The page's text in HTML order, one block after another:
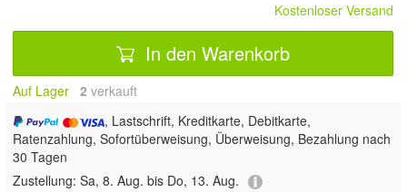
Kostenloser Versand
In den Warenkorb
Auf Lager 2 verkauft
, Lastschrift, Kreditkarte, Debitkarte,
Ratenzahlung, Sofortüberweisung, Überweisung, Bezahlung nach
30 Tagen
Zustellung: Sa, 8. Aug. bis Do, 13. Aug.